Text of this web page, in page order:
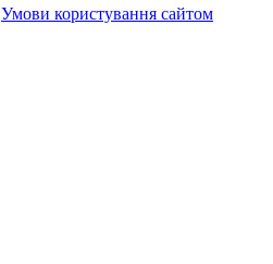
Умови користування сайтом